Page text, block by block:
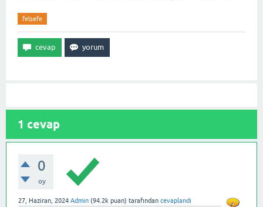
felsefe
1 cevap
0
oy
27, Haziran, 2024 Admin (94.2k puan) tarafından cevaplandı